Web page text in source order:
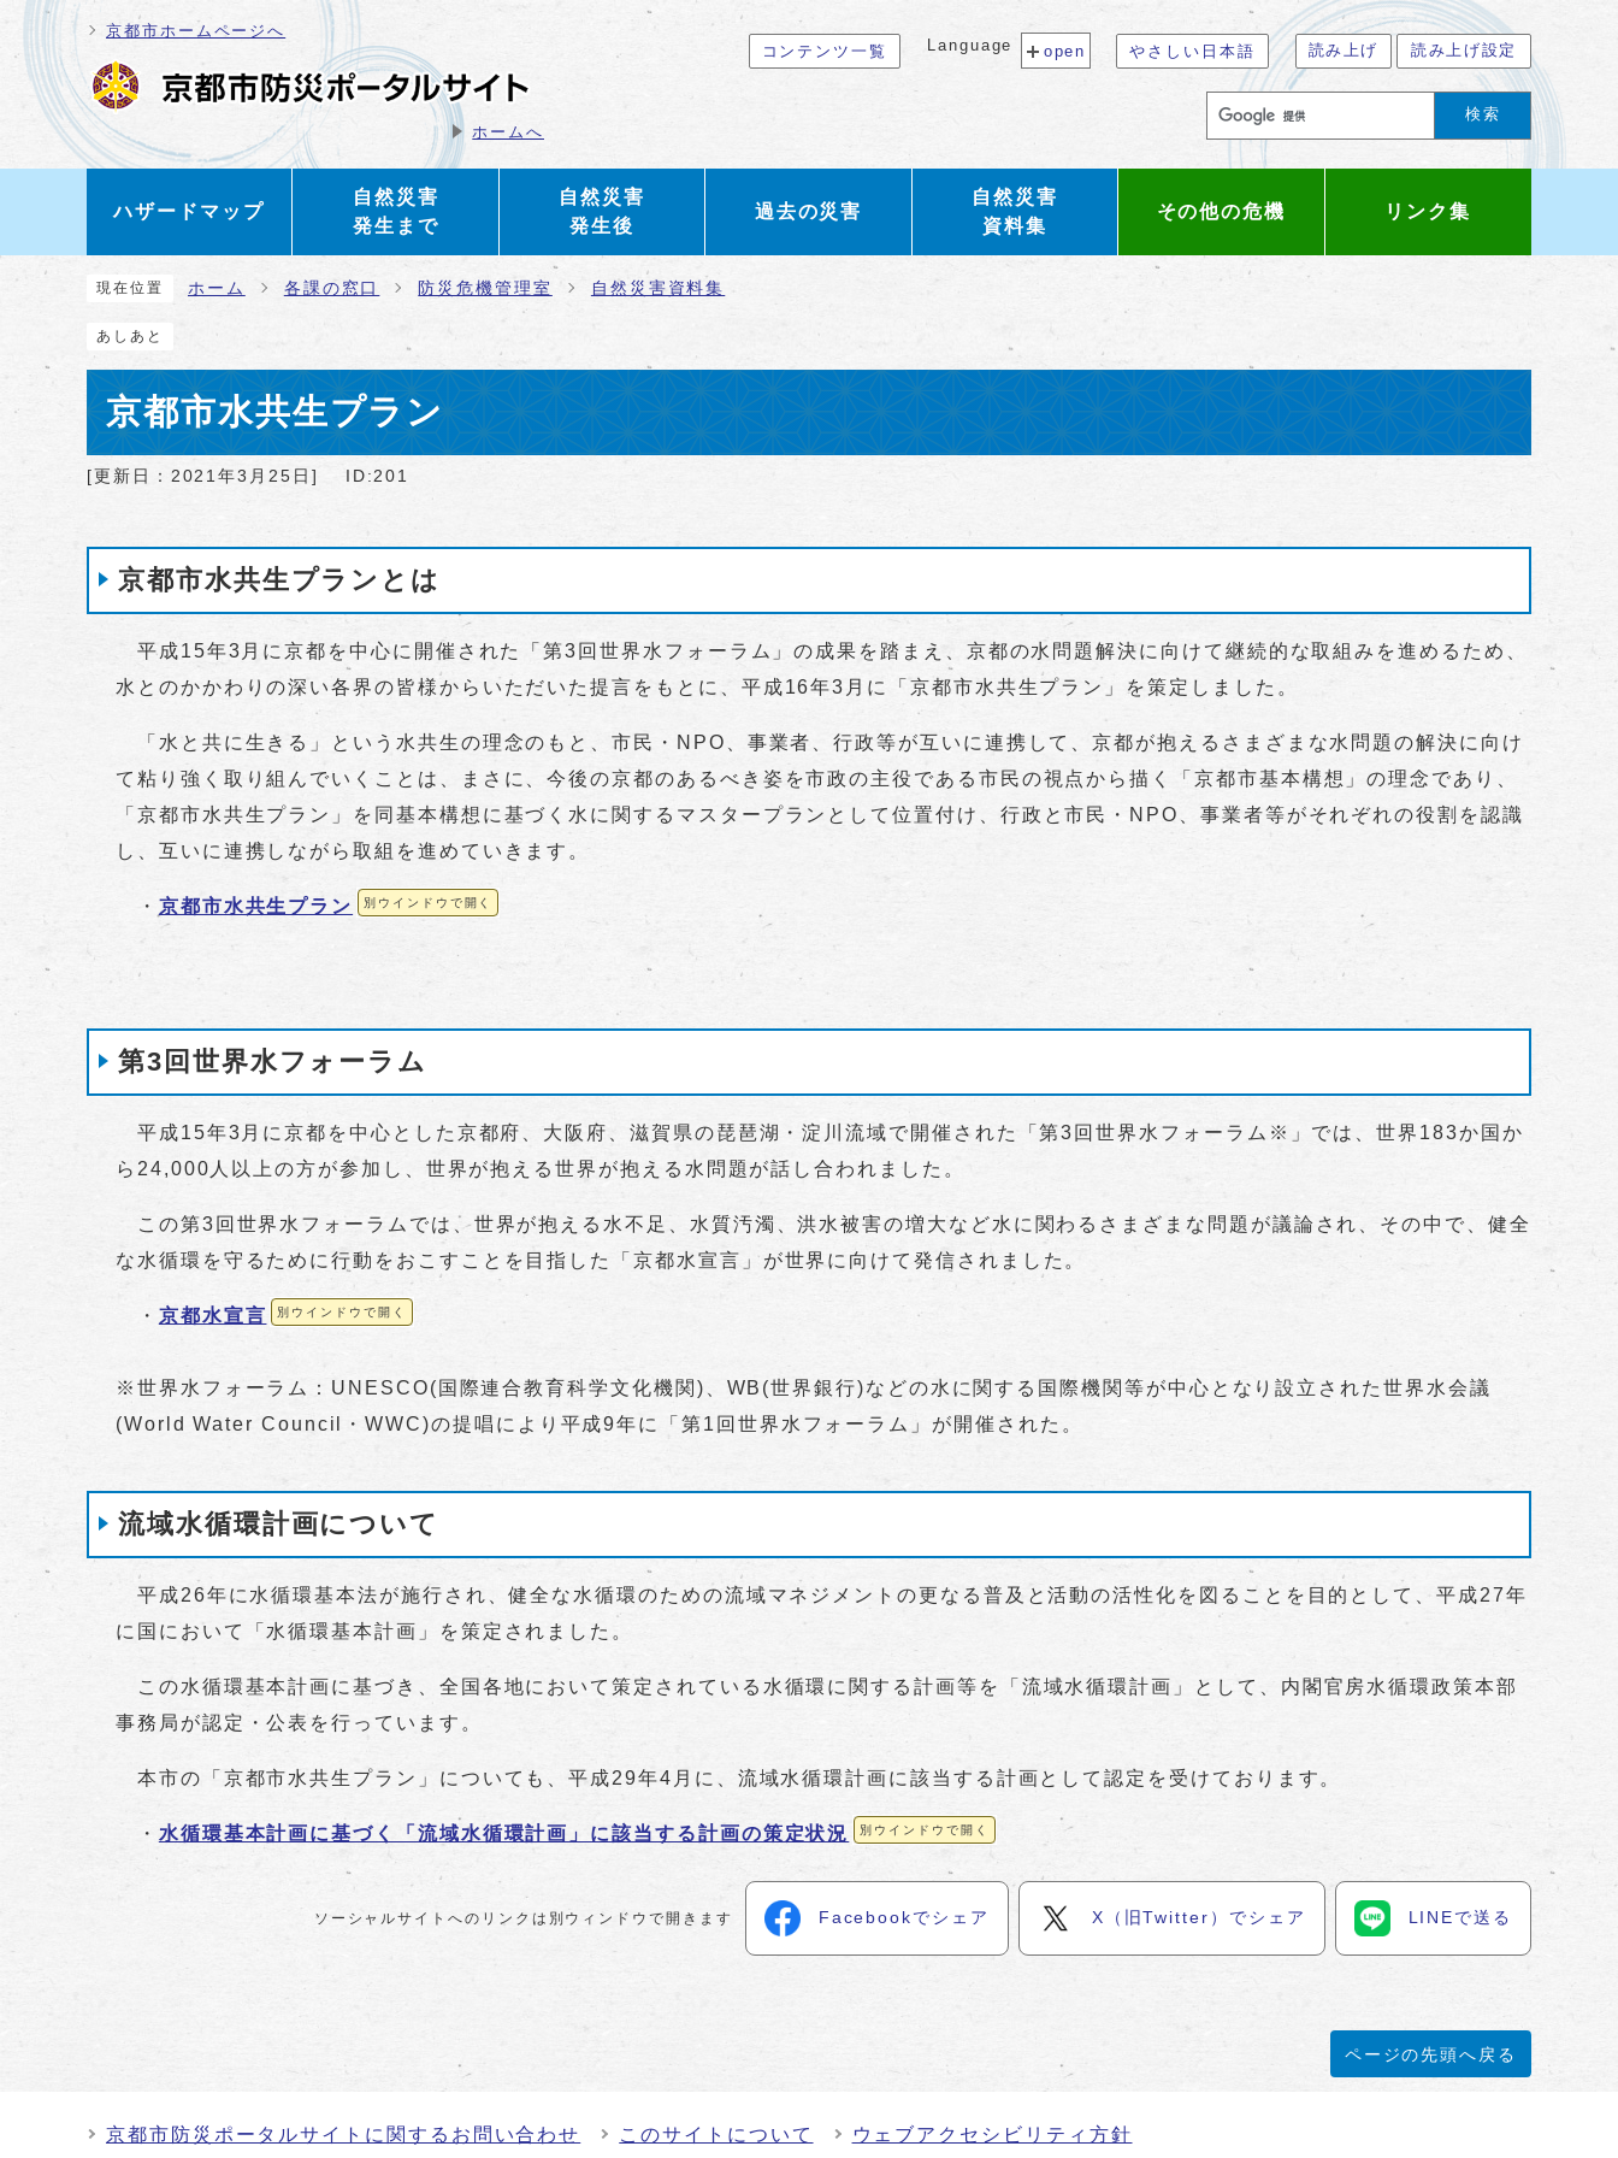
ページの先頭です
京都市ホームページへ
ホームへ
コンテンツ一覧 Language open やさしい日本語 読み上げ 読み上げ設定
検索
ハザードマップ
自然災害
発生まで
自然災害
発生後
過去の災害
自然災害
資料集
その他の危機 リンク集
ここから本文です
現在位置 ホーム 各課の窓口 防災危機管理室 自然災害資料集
あしあと
京都市水共生プラン
[更新日： 2021年3月25日 ] ID:201
京都市水共生プランとは
平成15年3月に京都を中心に開催された「第3回世界水フォーラム」の成果を踏まえ、京都の水問題解決に向けて継続的な取組みを進めるため、
水とのかかわりの深い各界の皆様からいただいた提言をもとに、平成16年3月に「京都市水共生プラン」を策定しました。
「水と共に生きる」という水共生の理念のもと、市民・NPO、事業者、行政等が互いに連携して、京都が抱えるさまざまな水問題の解決に向け
て粘り強く取り組んでいくことは、まさに、今後の京都のあるべき姿を市政の主役である市民の視点から描く「京都市基本構想」の理念であり、
「京都市水共生プラン」を同基本構想に基づく水に関するマスタープランとして位置付け、行政と市民・NPO、事業者等がそれぞれの役割を認識
し、互いに連携しながら取組を進めていきます。
・ 京都市水共生プラン 別ウインドウで開く
第3回世界水フォーラム
平成15年3月に京都を中心とした京都府、大阪府、滋賀県の琵琶湖・淀川流域で開催された「第3回世界水フォーラム※」では、世界183か国か
ら24,000人以上の方が参加し、世界が抱える世界が抱える水問題が話し合われました。
この第3回世界水フォーラムでは、世界が抱える水不足、水質汚濁、洪水被害の増大など水に関わるさまざまな問題が議論され、その中で、健全
な水循環を守るために行動をおこすことを目指した「京都水宣言」が世界に向けて発信されました。
・ 京都水宣言 別ウインドウで開く
※世界水フォーラム：UNESCO(国際連合教育科学文化機関)、WB(世界銀行)などの水に関する国際機関等が中心となり設立された世界水会議
(World Water Council・WWC)の提唱により平成9年に「第1回世界水フォーラム」が開催された。
流域水循環計画について
平成26年に水循環基本法が施行され、健全な水循環のための流域マネジメントの更なる普及と活動の活性化を図ることを目的として、平成27年
に国において「水循環基本計画」を策定されました。
この水循環基本計画に基づき、全国各地において策定されている水循環に関する計画等を「流域水循環計画」として、内閣官房水循環政策本部
事務局が認定・公表を行っています。
本市の「京都市水共生プラン」についても、平成29年4月に、流域水循環計画に該当する計画として認定を受けております。
・ 水循環基本計画に基づく「流域水循環計画」に該当する計画の策定状況 別ウインドウで開く
ソーシャルサイトへのリンクは別ウィンドウで開きます Facebookでシェア X（旧Twitter）でシェア LINEで送る
ページの先頭へ戻る
京都市防災ポータルサイトに関するお問い合わせ このサイトについて ウェブアクセシビリティ方針